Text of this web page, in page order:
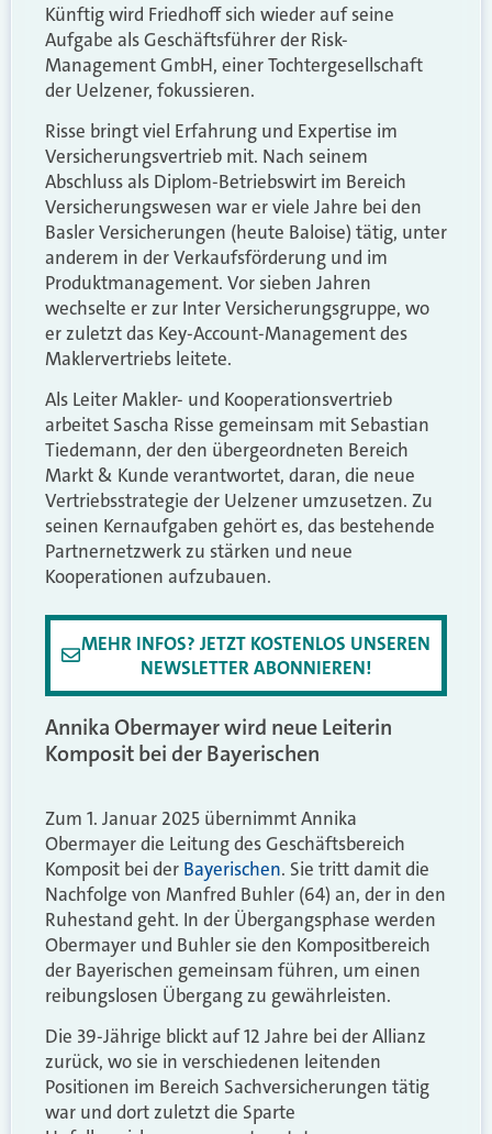
Künftig wird Friedhoff sich wieder auf seine
Aufgabe als Geschäftsführer der Risk-
Management GmbH, einer Tochtergesellschaft
der Uelzener, fokussieren.
Risse bringt viel Erfahrung und Expertise im
Versicherungsvertrieb mit. Nach seinem
Abschluss als Diplom-Betriebswirt im Bereich
Versicherungswesen war er viele Jahre bei den
Basler Versicherungen (heute Baloise) tätig, unter
anderem in der Verkaufsförderung und im
Produktmanagement. Vor sieben Jahren
wechselte er zur Inter Versicherungsgruppe, wo
er zuletzt das Key-Account-Management des
Maklervertriebs leitete.
Als Leiter Makler- und Kooperationsvertrieb
arbeitet Sascha Risse gemeinsam mit Sebastian
Tiedemann, der den übergeordneten Bereich
Markt & Kunde verantwortet, daran, die neue
Vertriebsstrategie der Uelzener umzusetzen. Zu
seinen Kernaufgaben gehört es, das bestehende
Partnernetzwerk zu stärken und neue
Kooperationen aufzubauen.
MEHR INFOS? JETZT KOSTENLOS UNSEREN
NEWSLETTER ABONNIEREN!
Annika Obermayer wird neue Leiterin
Komposit bei der Bayerischen
Zum 1. Januar 2025 übernimmt Annika
Obermayer die Leitung des Geschäftsbereich
Komposit bei der Bayerischen. Sie tritt damit die
Nachfolge von Manfred Buhler (64) an, der in den
Ruhestand geht. In der Übergangsphase werden
Obermayer und Buhler sie den Kompositbereich
der Bayerischen gemeinsam führen, um einen
reibungslosen Übergang zu gewährleisten.
Die 39-Jährige blickt auf 12 Jahre bei der Allianz
zurück, wo sie in verschiedenen leitenden
Positionen im Bereich Sachversicherungen tätig
war und dort zuletzt die Sparte